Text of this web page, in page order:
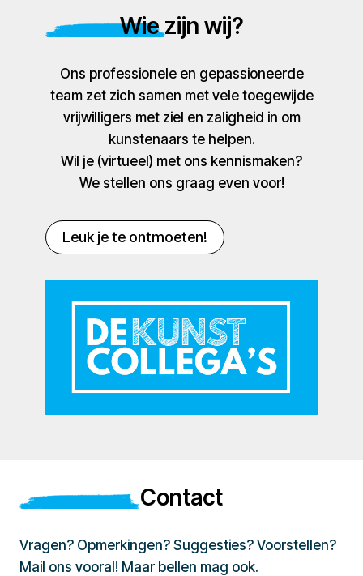
Wie zijn wij?
Ons professionele en gepassioneerde
team zet zich samen met vele toegewijde
vrijwilligers met ziel en zaligheid in om
kunstenaars te helpen.
Wil je (virtueel) met ons kennismaken?
We stellen ons graag even voor!
Leuk je te ontmoeten!
Contact
Vragen? Opmerkingen? Suggesties? Voorstellen?
Mail ons vooral! Maar bellen mag ook.